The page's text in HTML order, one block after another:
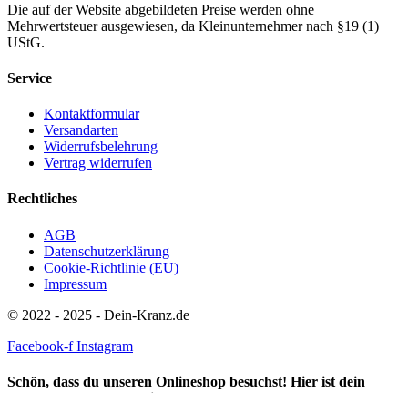
Die auf der Website abgebildeten Preise werden ohne
Mehrwertsteuer ausgewiesen, da Kleinunternehmer nach §19 (1)
UStG.
Service
Kontaktformular
Versandarten
Widerrufsbelehrung
Vertrag widerrufen
Rechtliches
AGB
Datenschutzerklärung
Cookie-Richtlinie (EU)
Impressum
© 2022 - 2025 - Dein-Kranz.de
Facebook-f Instagram
Schön, dass du unseren Onlineshop besuchst! Hier ist dein